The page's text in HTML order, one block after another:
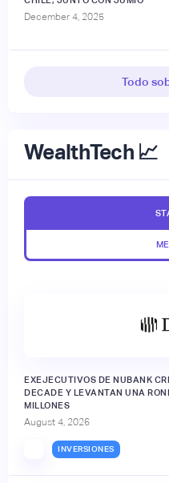
December 4, 2025
Todo
WealthTech 📈
EXEJECUTIVOS DE NUBANK
DECADE Y LEVANTAN UNA
MILLONES
August 4, 2026
INVERSIONES